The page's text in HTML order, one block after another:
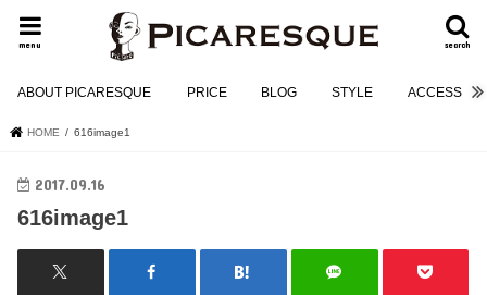
search
menu
ABOUT PICARESQUE PRICE BLOG STYLE ACCESS
HOME 616image1
2017.09.16
616image1